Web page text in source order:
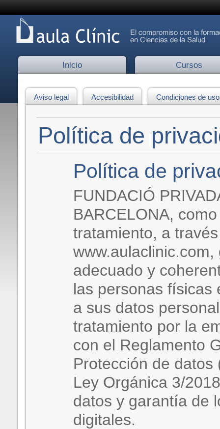
Inicio Cursos
Aviso legal Accesibilidad Condiciones de uso
Política de
Política de
FUNDACIÓ
BARCELONA,
tratamiento, a
adecuado y
las personas físicas
a sus datos
tratamiento por la
con el Reglamento
Protección de datos
Ley Orgánica 3/
datos y garantía de
digitales.